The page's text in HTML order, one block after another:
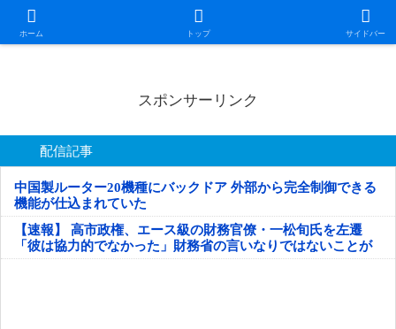
ホーム トップ サイドバー
日本第一！ニュース録
スポンサーリンク
配信記事
中国製ルーター20機種にバックドア 外部から完全制御できる
機能が仕込まれていた
【速報】 高市政権、エース級の財務官僚・一松旬氏を左遷
「彼は協力的でなかった」財務省の言いなりではないことが
判明